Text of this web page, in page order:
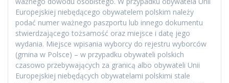
Europejskiej niebędącego obywatelem polskim należy
podać numer ważnego paszportu lub innego dokumentu
stwierdzającego tożsamość oraz miejsce i datę jego
wydania. Miejsce wpisania wyborcy do rejestru wyborców
(gmina w Polsce) – w przypadku obywateli polskich
czasowo przebywających za granicą albo obywateli Unii
Europejskiej niebędących obywatelami polskimi stale